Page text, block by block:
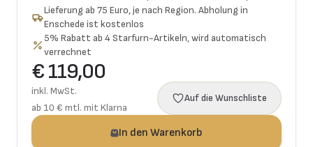
Lieferung ab 75 Euro, je nach Region. Abholung in
Enschede ist kostenlos
5% Rabatt ab 4 Starfurn-Artikeln, wird automatisch
verrechnet
€ 119,00
inkl. MwSt.
ab 10 € mtl. mit Klarna
Auf die Wunschliste
In den Warenkorb